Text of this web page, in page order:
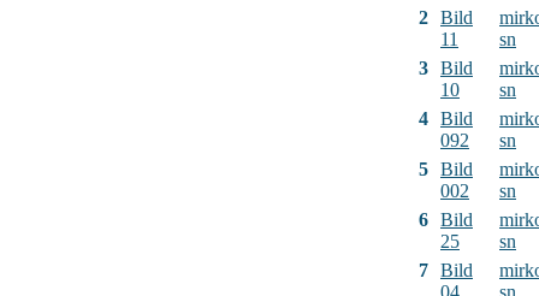
2 Bild
11
sn
3 Bild
10
sn
4 Bild
092
sn
5 Bild
002
sn
6 Bild
25
sn
7 Bild
04
sn